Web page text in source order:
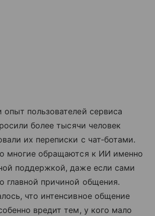
опыт пользователей сервиса
более тысячи человек
их переписки с чат‑ботами.
многие обращаются к ИИ именно
поддержкой, даже если сами
главной причиной общения.
что интенсивное общение
вредит тем, у кого мало